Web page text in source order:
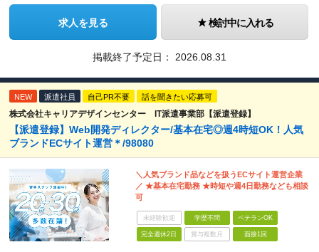
求人を見る 検討中に入れる
掲載終了予定日： 2026.08.31
NEW 派遣社員 自己PR不要 話を聞きたい応募可
株式会社キャリアデザインセンター IT派遣事業部【派遣登録】
【派遣登録】Web開発ディレクター/基本在宅◎週4時短OK！人気
ブランドECサイト運営＊/98080
＼人気ブランド品などを扱うECサイト運営企業
／ ★基本在宅勤務 ★時短や週4日勤務なども相談
可
未経験歓迎 学歴不問 ベテランOK
完全週休2日 賞与複数月 面接1回